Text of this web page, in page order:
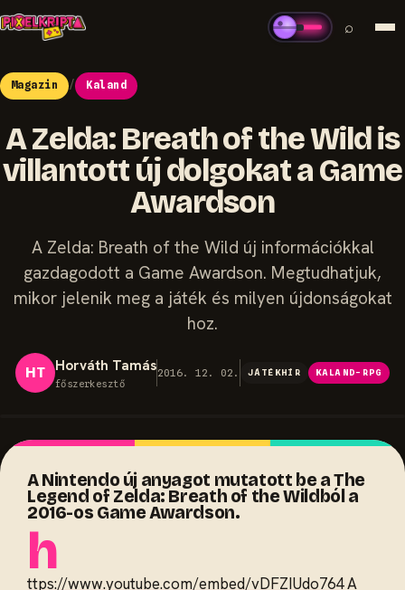
⌕
Magazin / Kaland
A Zelda: Breath of the Wild is
villantott új dolgokat a Game
Awardson
A Zelda: Breath of the Wild új információkkal
gazdagodott a Game Awardson. Megtudhatjuk,
mikor jelenik meg a játék és milyen újdonságokat
hoz.
HT Horváth Tamás
főszerkesztő
2016. 12. 02. JÁTÉKHÍR KALAND-RPG
A Nintendo új anyagot mutatott be a The
Legend of Zelda: Breath of the Wildból a
2016-os Game Awardson.
h
ttps://www.youtube.com/embed/vDFZIUdo764A